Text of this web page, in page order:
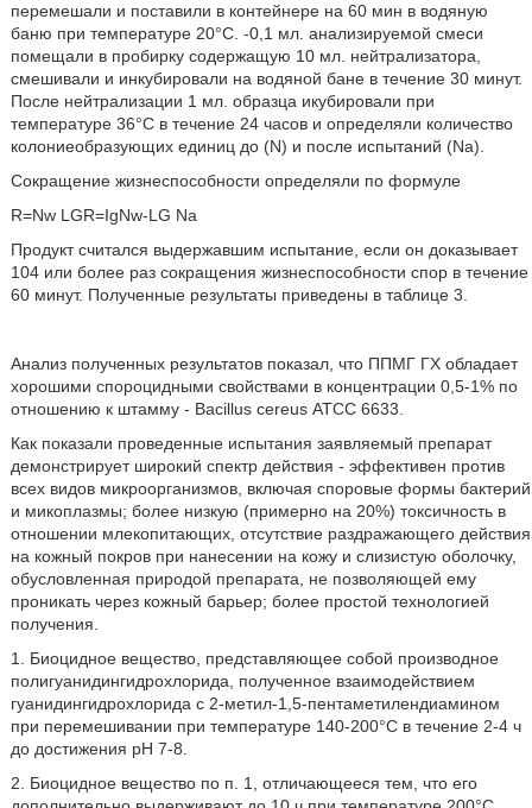
перемешали и поставили в контейнере на 60 мин в водяную
баню при температуре 20°С. -0,1 мл. анализируемой смеси
помещали в пробирку содержащую 10 мл. нейтрализатора,
смешивали и инкубировали на водяной бане в течение 30 минут.
После нейтрализации 1 мл. образца икубировали при
температуре 36°С в течение 24 часов и определяли количество
колониеобразующих единиц до (N) и после испытаний (Na).
Сокращение жизнеспособности определяли по формуле
R=Nw LGR=IgNw-LG Na
Продукт считался выдержавшим испытание, если он доказывает
104 или более раз сокращения жизнеспособности спор в течение
60 минут. Полученные результаты приведены в таблице 3.
Анализ полученных результатов показал, что ППМГ ГХ обладает
хорошими спороцидными свойствами в концентрации 0,5-1% по
отношению к штамму - Bacillus cereus АТСС 6633.
Как показали проведенные испытания заявляемый препарат
демонстрирует широкий спектр действия - эффективен против
всех видов микроорганизмов, включая споровые формы бактерий
и микоплазмы; более низкую (примерно на 20%) токсичность в
отношении млекопитающих, отсутствие раздражающего действия
на кожный покров при нанесении на кожу и слизистую оболочку,
обусловленная природой препарата, не позволяющей ему
проникать через кожный барьер; более простой технологией
получения.
1. Биоцидное вещество, представляющее собой производное
полигуанидингидрохлорида, полученное взаимодействием
гуанидингидрохлорида с 2-метил-1,5-пентаметилендиамином
при перемешивании при температуре 140-200°С в течение 2-4 ч
до достижения рН 7-8.
2. Биоцидное вещество по п. 1, отличающееся тем, что его